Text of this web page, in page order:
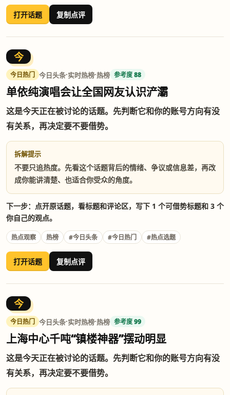
打开话题 复制点评
今
今日热门 今日头条·实时热榜·热榜 参考度 88
单依纯演唱会让全国网友认识浐灞
这是今天正在被讨论的话题。先判断它和你的账号方向有没
有关系，再决定要不要借势。
拆解提示
不要只追热度。先看这个话题背后的情绪、争议或信息差，再改
成你能讲清楚、也适合你受众的角度。
下一步：点开原话题，看标题和评论区，写下 1 个可借势标题和 3 个
你自己的观点。
热点观察 热榜 #今日头条 #今日热门 #热点选题
打开话题 复制点评
今
今日热门 今日头条·实时热榜·热榜 参考度 99
上海中心千吨“镇楼神器”摆动明显
这是今天正在被讨论的话题。先判断它和你的账号方向有没
有关系，再决定要不要借势。